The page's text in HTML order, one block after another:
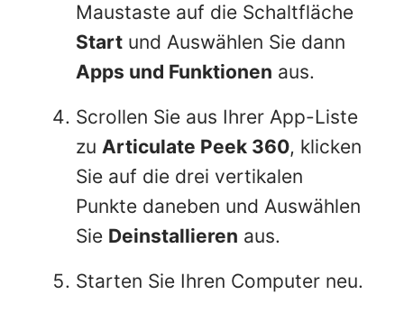
Maustaste auf die Schaltfläche
Start und Auswählen Sie dann
Apps und Funktionen aus.
Scrollen Sie aus Ihrer App-Liste
zu Articulate Peek 360, klicken
Sie auf die drei vertikalen
Punkte daneben und Auswählen
Sie Deinstallieren aus.
Starten Sie Ihren Computer neu.